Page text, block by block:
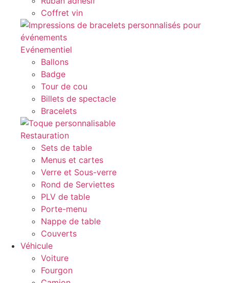
Coffret vin
Evénementiel
Ballons
Badge
Tour de cou
Billets de spectacle
Bracelets
Restauration
Sets de table
Menus et cartes
Verre et Sous-verre
Rond de Serviettes
PLV de table
Porte-menu
Nappe de table
Couverts
Véhicule
Voiture
Fourgon